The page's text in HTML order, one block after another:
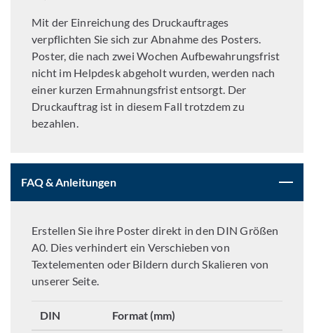
Mit der Einreichung des Druckauftrages
verpflichten Sie sich zur Abnahme des Posters.
Poster, die nach zwei Wochen Aufbewahrungsfrist
nicht im Helpdesk abgeholt wurden, werden nach
einer kurzen Ermahnungsfrist entsorgt. Der
Druckauftrag ist in diesem Fall trotzdem zu
bezahlen.
FAQ & Anleitungen
Erstellen Sie ihre Poster direkt in den DIN Größen
A0. Dies verhindert ein Verschieben von
Textelementen oder Bildern durch Skalieren von
unserer Seite.
DIN Format (mm)